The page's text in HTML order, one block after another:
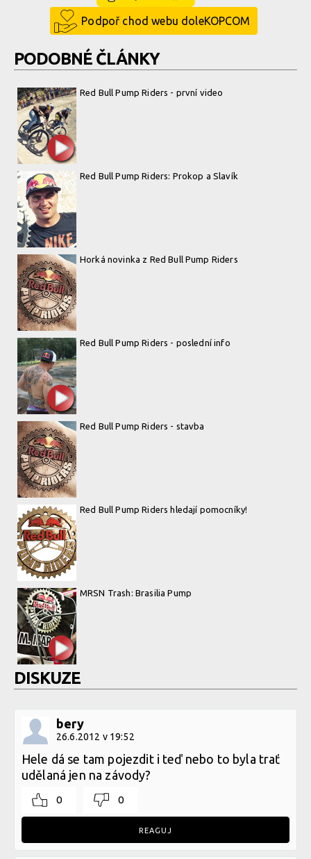
Podpoř chod webu doleKOPCOM
PODOBNÉ ČLÁNKY
Red Bull Pump Riders - první video
Red Bull Pump Riders: Prokop a Slavík
Horká novinka z Red Bull Pump Riders
Red Bull Pump Riders - poslední info
Red Bull Pump Riders - stavba
Red Bull Pump Riders hledají pomocníky!
MRSN Trash: Brasilia Pump
DISKUZE
bery
26.6.2012 v 19:52
Hele dá se tam pojezdit i teď nebo to byla trať
udělaná jen na závody?
0 0
REAGUJ